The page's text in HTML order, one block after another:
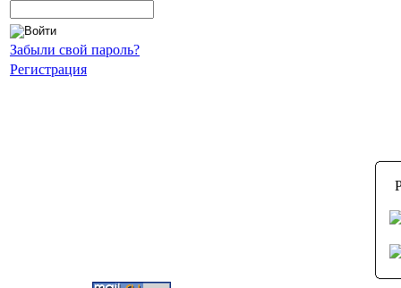
Забыли свой пароль?
Регистрация